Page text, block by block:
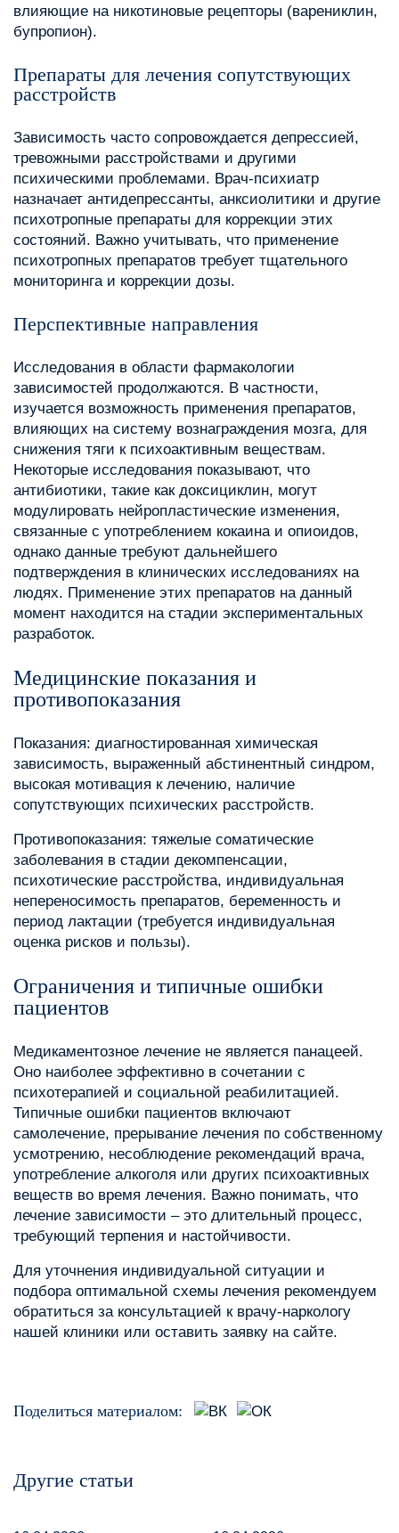
влияющие на никотиновые рецепторы (варениклин,
бупропион).
Препараты для лечения сопутствующих
расстройств
Зависимость часто сопровождается депрессией,
тревожными расстройствами и другими
психическими проблемами. Врач-психиатр
назначает антидепрессанты, анксиолитики и другие
психотропные препараты для коррекции этих
состояний. Важно учитывать, что применение
психотропных препаратов требует тщательного
мониторинга и коррекции дозы.
Перспективные направления
Исследования в области фармакологии
зависимостей продолжаются. В частности,
изучается возможность применения препаратов,
влияющих на систему вознаграждения мозга, для
снижения тяги к психоактивным веществам.
Некоторые исследования показывают, что
антибиотики, такие как доксициклин, могут
модулировать нейропластические изменения,
связанные с употреблением кокаина и опиоидов,
однако данные требуют дальнейшего
подтверждения в клинических исследованиях на
людях. Применение этих препаратов на данный
момент находится на стадии экспериментальных
разработок.
Медицинские показания и
противопоказания
Показания: диагностированная химическая
зависимость, выраженный абстинентный синдром,
высокая мотивация к лечению, наличие
сопутствующих психических расстройств.
Противопоказания: тяжелые соматические
заболевания в стадии декомпенсации,
психотические расстройства, индивидуальная
непереносимость препаратов, беременность и
период лактации (требуется индивидуальная
оценка рисков и пользы).
Ограничения и типичные ошибки
пациентов
Медикаментозное лечение не является панацеей.
Оно наиболее эффективно в сочетании с
психотерапией и социальной реабилитацией.
Типичные ошибки пациентов включают
самолечение, прерывание лечения по собственному
усмотрению, несоблюдение рекомендаций врача,
употребление алкоголя или других психоактивных
веществ во время лечения. Важно понимать, что
лечение зависимости – это длительный процесс,
требующий терпения и настойчивости.
Для уточнения индивидуальной ситуации и
подбора оптимальной схемы лечения рекомендуем
обратиться за консультацией к врачу-наркологу
нашей клиники или оставить заявку на сайте.
Поделиться материалом:
Другие статьи